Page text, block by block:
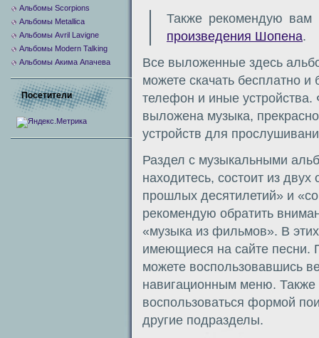
Также рекомендую вам
произведения Шопена.
Все выложенные здесь
можете скачать бесплатно и
телефон и иные
выложена музыка,
устройств для
Раздел с музыкальными
находитесь, состоит из
прошлых десятилетий» и
рекомендую обратить
«музыка из фильмов». В
имеющиеся на сайте песни.
можете воспользовавшись
навигационным меню.
воспользоваться формой
другие подразделы.
Альбомы Scorpions
Альбомы Metallica
Альбомы Avril Lavigne
Альбомы Modern Talking
Альбомы Акима Апачева
Посетители